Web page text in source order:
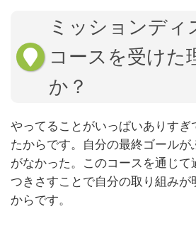
ミッションディ
コースを受けた
か？
やってることがいっぱいありすぎ
たからです。自分の最終ゴールが
がなかった。このコースを通じて
つきさすことで自分の取り組みが
からです。